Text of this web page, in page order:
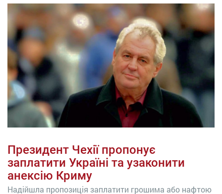
Президент Чехії пропонує
заплатити Україні та узаконити
анексію Криму
Надійшла пропозиція заплатити грошима або нафтою